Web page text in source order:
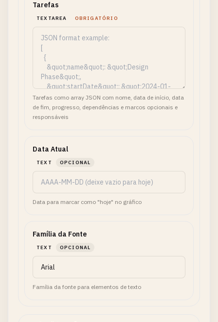
Tarefas
TEXTAREA OBRIGATÓRIO
Tarefas como array JSON com nome, data de início, data
de fim, progresso, dependências e marcos opcionais e
responsáveis
Data Atual
TEXT OPCIONAL
Data para marcar como "hoje" no gráfico
Família da Fonte
TEXT OPCIONAL
Família da fonte para elementos de texto